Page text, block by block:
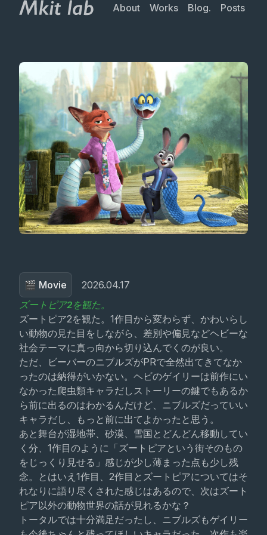
About Works Blog. Posts
🎬 Movie 2026.04.17
ズートピア2を観た。
ズートピア2を観た。1作目から変わらず、かわいらし
い動物の見た目をしながら、差別や偏見などヘビーな
社会テーマに真っ向から切り込んでくのが良い。
ただ、ビーバーのニブルズがPRで全然出てきてなか
ったのは納得がいかない。ヘビのゲイリーは前作にい
なかった爬虫類キャラだしストーリーの鍵でもあるか
ら前に出るのはわかるんだけど、ニブルズだっていい
キャラだし、もっと前に出てよかったと思う。
あと舞台が湿地帯、砂漠、雪国とどんどん移動してい
く分、1作目のように「ズートピアという街そのもの
をじっくり見せる」感じが少し薄まった点も少し残
念。とはいえ1作目、2作目とズートピアについてはそ
れなりに語り尽くされた感じはあるので、次はズート
ピア以外の動物世界の話が見れるかな？
トータルでは十分満足だったし、ニブルズもゲイリー